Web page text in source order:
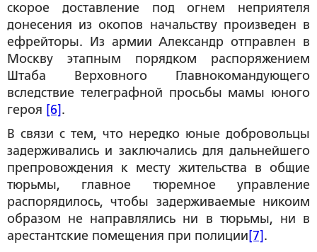
скорое доставление под огнем неприятеля
донесения из окопов начальству произведен в
ефрейторы. Из армии Александр отправлен в
Москву этапным порядком распоряжением
Штаба Верховного Главнокомандующего
вследствие телеграфной просьбы мамы юного
героя [6] .
В связи с тем, что нередко юные добровольцы
задерживались и заключались для дальнейшего
препровождения к месту жительства в общие
тюрьмы, главное тюремное управление
распорядилось, чтобы задерживаемые никоим
образом не направлялись ни в тюрьмы, ни в
арестантские помещения при полиции [7] .